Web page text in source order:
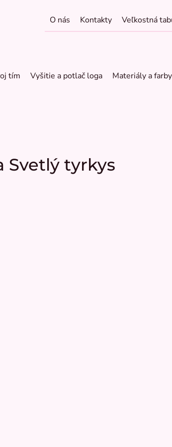
O nás Kontakty Veľkostná
tím Vyšitie a potlač loga Materiály a farby
Svetlý tyrkys